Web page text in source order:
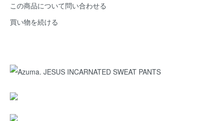
この商品について問い合わせる
買い物を続ける